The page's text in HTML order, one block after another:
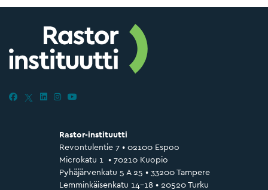
Rastor-instituutti
Revontulentie 7 • 02100 Espoo
Microkatu 1 • 70210 Kuopio
Pyhäjärvenkatu 5 A 25 • 33200 Tampere
Lemminkäisenkatu 14–18 • 20520 Turku